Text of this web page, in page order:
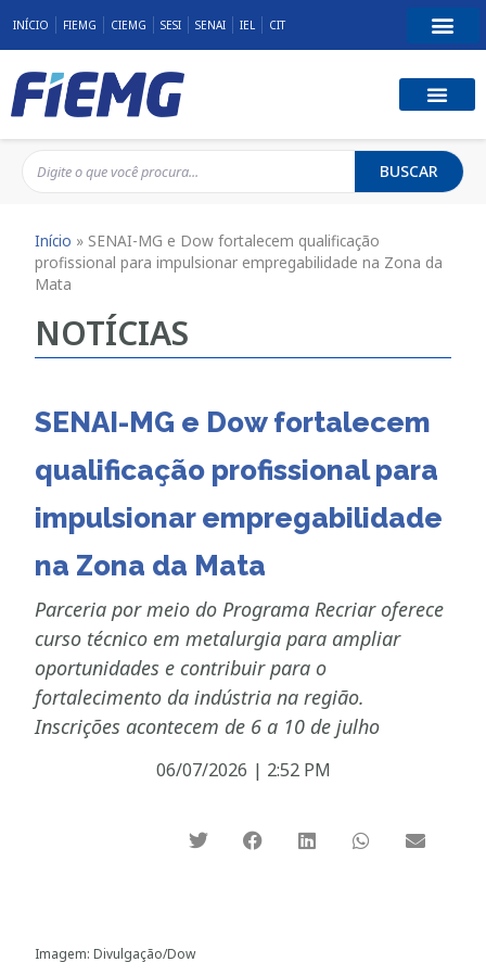
INÍCIO FIEMG CIEMG SESI SENAI IEL CIT
BUSCAR
Início » SENAI-MG e Dow fortalecem qualificação
profissional para impulsionar empregabilidade na Zona da
Mata
NOTÍCIAS
SENAI-MG e Dow fortalecem
qualificação profissional para
impulsionar empregabilidade
na Zona da Mata
Parceria por meio do Programa Recriar oferece
curso técnico em metalurgia para ampliar
oportunidades e contribuir para o
fortalecimento da indústria na região.
Inscrições acontecem de 6 a 10 de julho
06/07/2026 | 2:52 PM
Imagem: Divulgação/Dow